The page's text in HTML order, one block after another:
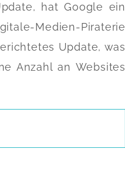
hat Google ein
Medien-Piraterie
Update, was
Anzahl an Websites